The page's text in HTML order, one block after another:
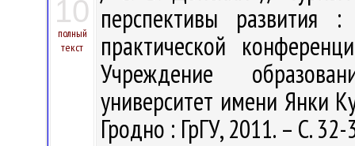
10
полный
текст
перспективы развития
практической
Учреждение
университет имени Янки
Гродно : ГрГУ, 2011. – С.